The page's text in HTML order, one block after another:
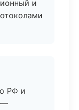
и
РФ и
—